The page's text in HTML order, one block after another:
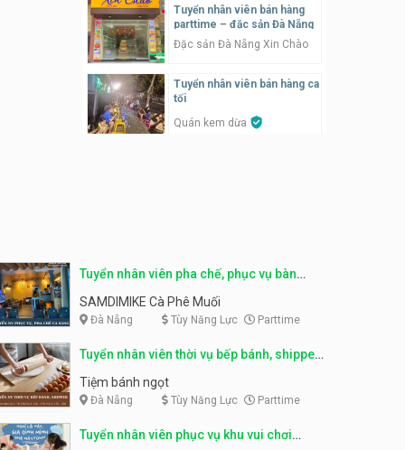
Tuyển nhân viên pha chế
tiệm trà sữa
TRÀ SỮA THÁI LAN
Tuyển nhân viên tư vấn bán
bếp, bếp chính lương cao
Nhà hàng Phố Men Chill
parttime
bàn, phụ bếp
Tuyển nhân viên bán hàng
parttime – đặc sản Đà Nẵng
Đặc sản Đà Nẵng Xin Chào
Tuyển nhân viên bán hàng ca
tối
Quán kem dừa
fulltime
Công ty MITA
Tuyển nhân viên đóng gói
Shop online
Tuyển nhân viên phục vụ
động
Khu vui chơi May Town
Tuyển nhân viên pha chế, phục vụ bàn
parttime
SAMDIMIKE Cà Phê Muối
Đà Nẵng Tùy Năng Lực Parttime
Tuyển nhân viên thời vụ bếp bánh, shipper
parttime
Tiệm bánh ngọt
Đà Nẵng Tùy Năng Lực Parttime
Tuyển nhân viên phục vụ khu vui chơi